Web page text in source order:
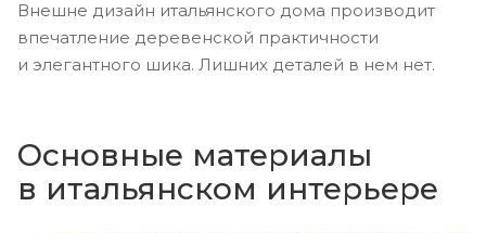
Внешне дизайн итальянского дома производит
впечатление деревенской практичности
и элегантного шика. Лишних деталей в нем нет.
Основные материалы
в итальянском интерьере